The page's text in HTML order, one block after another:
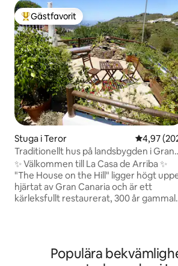
Populär gästfavorit
Gästfavorit
Stuga i Teror 4,97 av 5
4,97
Traditionellt hus på landsbygden i Gran
Canaria
✨ Välkommen till La Casa de Arriba ✨
"The House on the Hill" ligger högt
hjärtat av Gran Canaria och är ett
kärleksfullt restaurerat, 300 år
den fridfulla byn Arbejales. Detta unika
Populära